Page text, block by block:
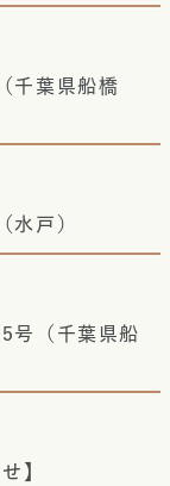
千葉県船橋
水戸）
号（千葉県船
】